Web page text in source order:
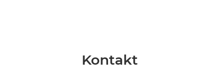
Kontakt